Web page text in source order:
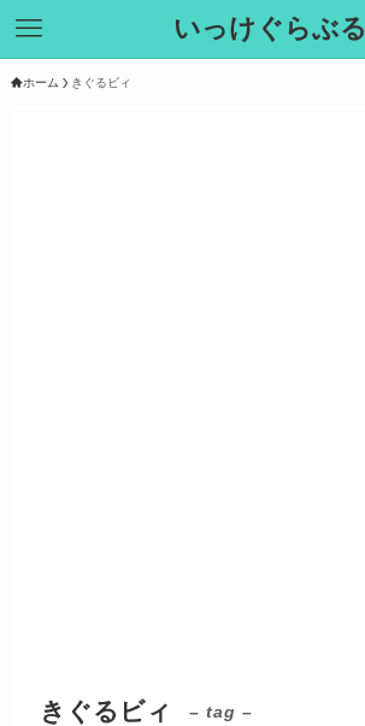
いっけぐらぶる
ホーム きぐるビィ
きぐるビィ – tag –